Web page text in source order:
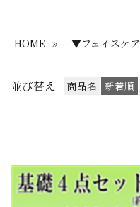
HOME » ▼フェイスケア
並び替え 商品名 新着順